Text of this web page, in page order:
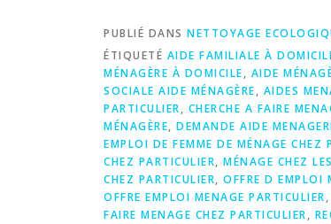
PUBLIÉ DANS NETTOYAGE
ÉTIQUETÉ AIDE FAMILIALE À
MÉNAGÈRE À DOMICILE, AIDE
SOCIALE AIDE MÉNAGÈRE, AIDES
PARTICULIER, CHERCHE A FAIRE
MÉNAGÈRE, DEMANDE AIDE
EMPLOI DE FEMME DE MÉNAGE CHEZ
CHEZ PARTICULIER, MÉNAGE CHEZ
CHEZ PARTICULIER, OFFRE D EMPLOI
OFFRE EMPLOI MENAGE PARTICULIER,
FAIRE MENAGE CHEZ PARTICULIER,